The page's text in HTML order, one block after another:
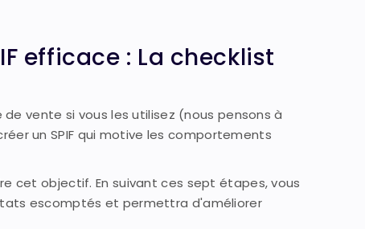
efficace : La checklist
vente si vous les utilisez (nous pensons à
un SPIF qui motive les comportements
cet objectif. En suivant ces sept étapes, vous
escomptés et permettra d'améliorer